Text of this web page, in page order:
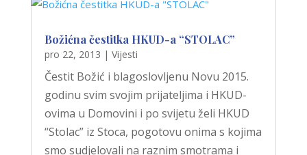
Božićna čestitka HKUD-a “STOLAC”
pro 22, 2013 | Vijesti
Čestit Božić i blagoslovljenu Novu 2015.
godinu svim svojim prijateljima i HKUD-
ovima u Domovini i po svijetu želi HKUD
“Stolac” iz Stoca, pogotovu onima s kojima
smo sudjelovali na raznim smotrama i